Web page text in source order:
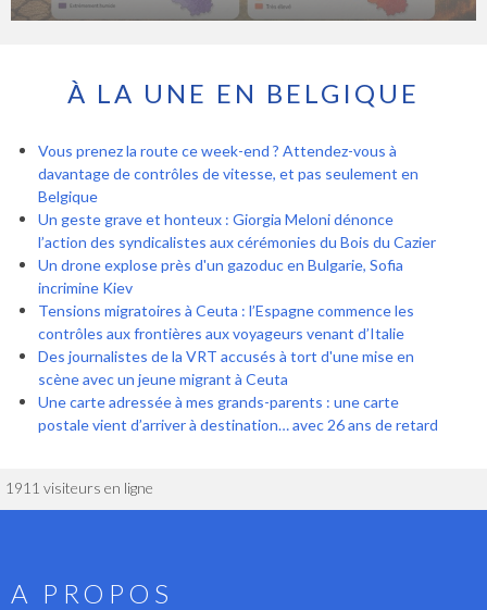
À LA UNE EN BELGIQUE
Vous prenez la route ce week-end ? Attendez-vous à
davantage de contrôles de vitesse, et pas seulement en
Belgique
Un geste grave et honteux : Giorgia Meloni dénonce
l’action des syndicalistes aux cérémonies du Bois du Cazier
Un drone explose près d'un gazoduc en Bulgarie, Sofia
incrimine Kiev
Tensions migratoires à Ceuta : l’Espagne commence les
contrôles aux frontières aux voyageurs venant d’Italie
Des journalistes de la VRT accusés à tort d'une mise en
scène avec un jeune migrant à Ceuta
Une carte adressée à mes grands-parents : une carte
postale vient d’arriver à destination… avec 26 ans de retard
1911 visiteurs en ligne
A PROPOS